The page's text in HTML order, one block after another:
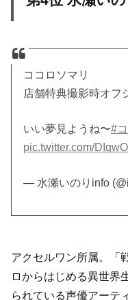
ココロソマリ
店舗特典撮影時オフ
いい夢見ようね〜#
pic.twitter.com/
— 水瀬いのりinfo
アクセルワン所属。「
ロからはじめる異世界
られている声優アーテ